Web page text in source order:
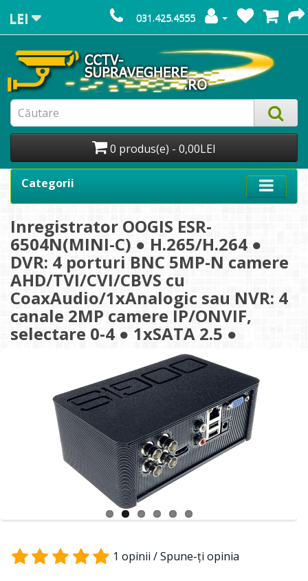
LEI 031.425.4555
0 produs(e) - 0,00LEI
Categorii
Inregistrator OOGIS ESR-
6504N(MINI-C) ● H.265/H.264 ●
DVR: 4 porturi BNC 5MP-N camere
AHD/TVI/CVI/CBVS cu
CoaxAudio/1xAnalogic sau NVR: 4
canale 2MP camere IP/ONVIF,
selectare 0-4 ● 1xSATA 2.5 ●
1 opinii /Spune-ţi opinia